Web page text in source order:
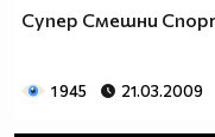
Супер Смешни
1 945 21.03.2009